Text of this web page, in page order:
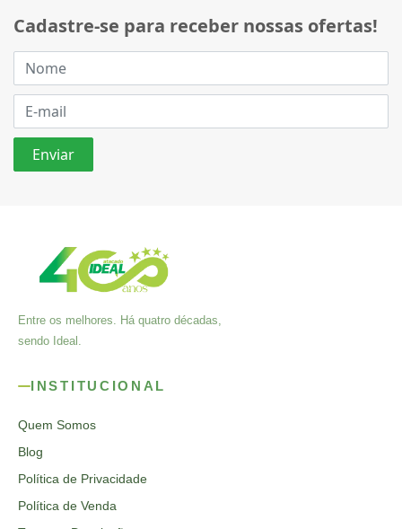
Cadastre-se para receber nossas ofertas!
Entre os melhores. Há quatro décadas,
sendo Ideal.
INSTITUCIONAL
Quem Somos
Blog
Política de Privacidade
Política de Venda